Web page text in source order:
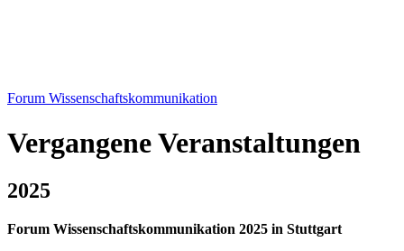
Forum Wissenschaftskommunikation
Vergangene Veranstaltungen
2025
Forum Wissenschaftskommunikation 2025 in Stuttgart